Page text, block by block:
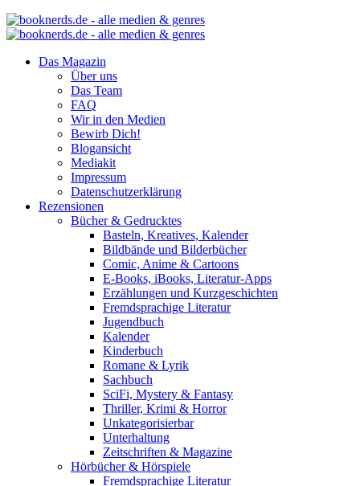
Das Magazin
Über uns
Das Team
FAQ
Wir in den Medien
Bewirb Dich!
Blogansicht
Mediakit
Impressum
Datenschutzerklärung
Rezensionen
Bücher & Gedrucktes
Basteln, Kreatives, Kalender
Bildbände und Bilderbücher
Comic, Anime & Cartoons
E-Books, iBooks, Literatur-Apps
Erzählungen und Kurzgeschichten
Fremdsprachige Literatur
Jugendbuch
Kalender
Kinderbuch
Romane & Lyrik
Sachbuch
SciFi, Mystery & Fantasy
Thriller, Krimi & Horror
Unkategorisierbar
Unterhaltung
Zeitschriften & Magazine
Hörbücher & Hörspiele
Fremdsprachige Literatur